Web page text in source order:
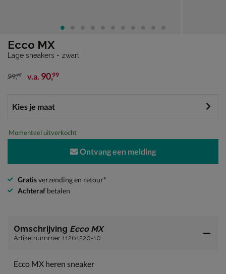
Ecco MX
Lage sneakers - zwart
van € 99,99 vanaf € 90,99
99,99 v.a. 90,99
Momenteel uitverkocht
Ontvang een melding
Gratisverzending en retour*
Achteraf betalen
Omschrijving Ecco MX
Artikelnummer 11261220-10
Ecco MX heren sneaker